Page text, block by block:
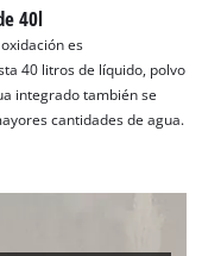
40l
es
40 litros de líquido, polvo
integrado también se
cantidades de agua.